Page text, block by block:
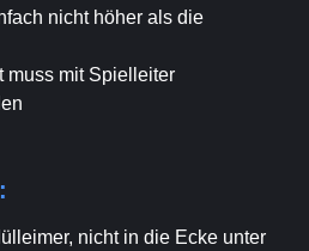
nicht höher als die
muss mit Spielleiter
nicht in die Ecke unter